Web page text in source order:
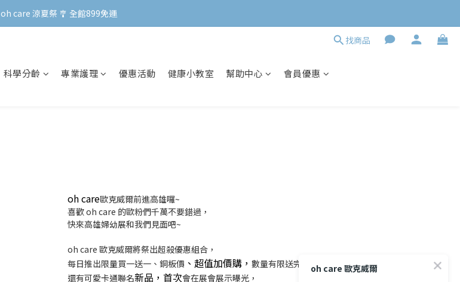
oh care 涼夏祭 🎐 全館899免運
oh care 涼夏祭 🎐 全館899免運
oh care 涼夏祭 🎐 全館899免運
找商品
科學分齡 專業護理 優惠活動 健康小教室 幫助中心 會員優惠
oh care歐克威爾前進高雄囉~
喜歡 oh care 的歐粉們千萬不要錯過，
快來高雄婦幼展和我們見面吧~
oh care 歐克威爾將祭出超殺優惠組合，
每日推出限量買一送一、銅板價 、超值加價購， 數量有限送完為止！
還有可愛卡通聯名新品，首次會在展會展示曝光，
oh care 歐克威爾